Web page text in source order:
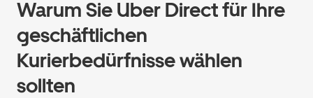
Warum Sie Uber Direct für Ihre
geschäftlichen
Kurierbedürfnisse wählen
sollten